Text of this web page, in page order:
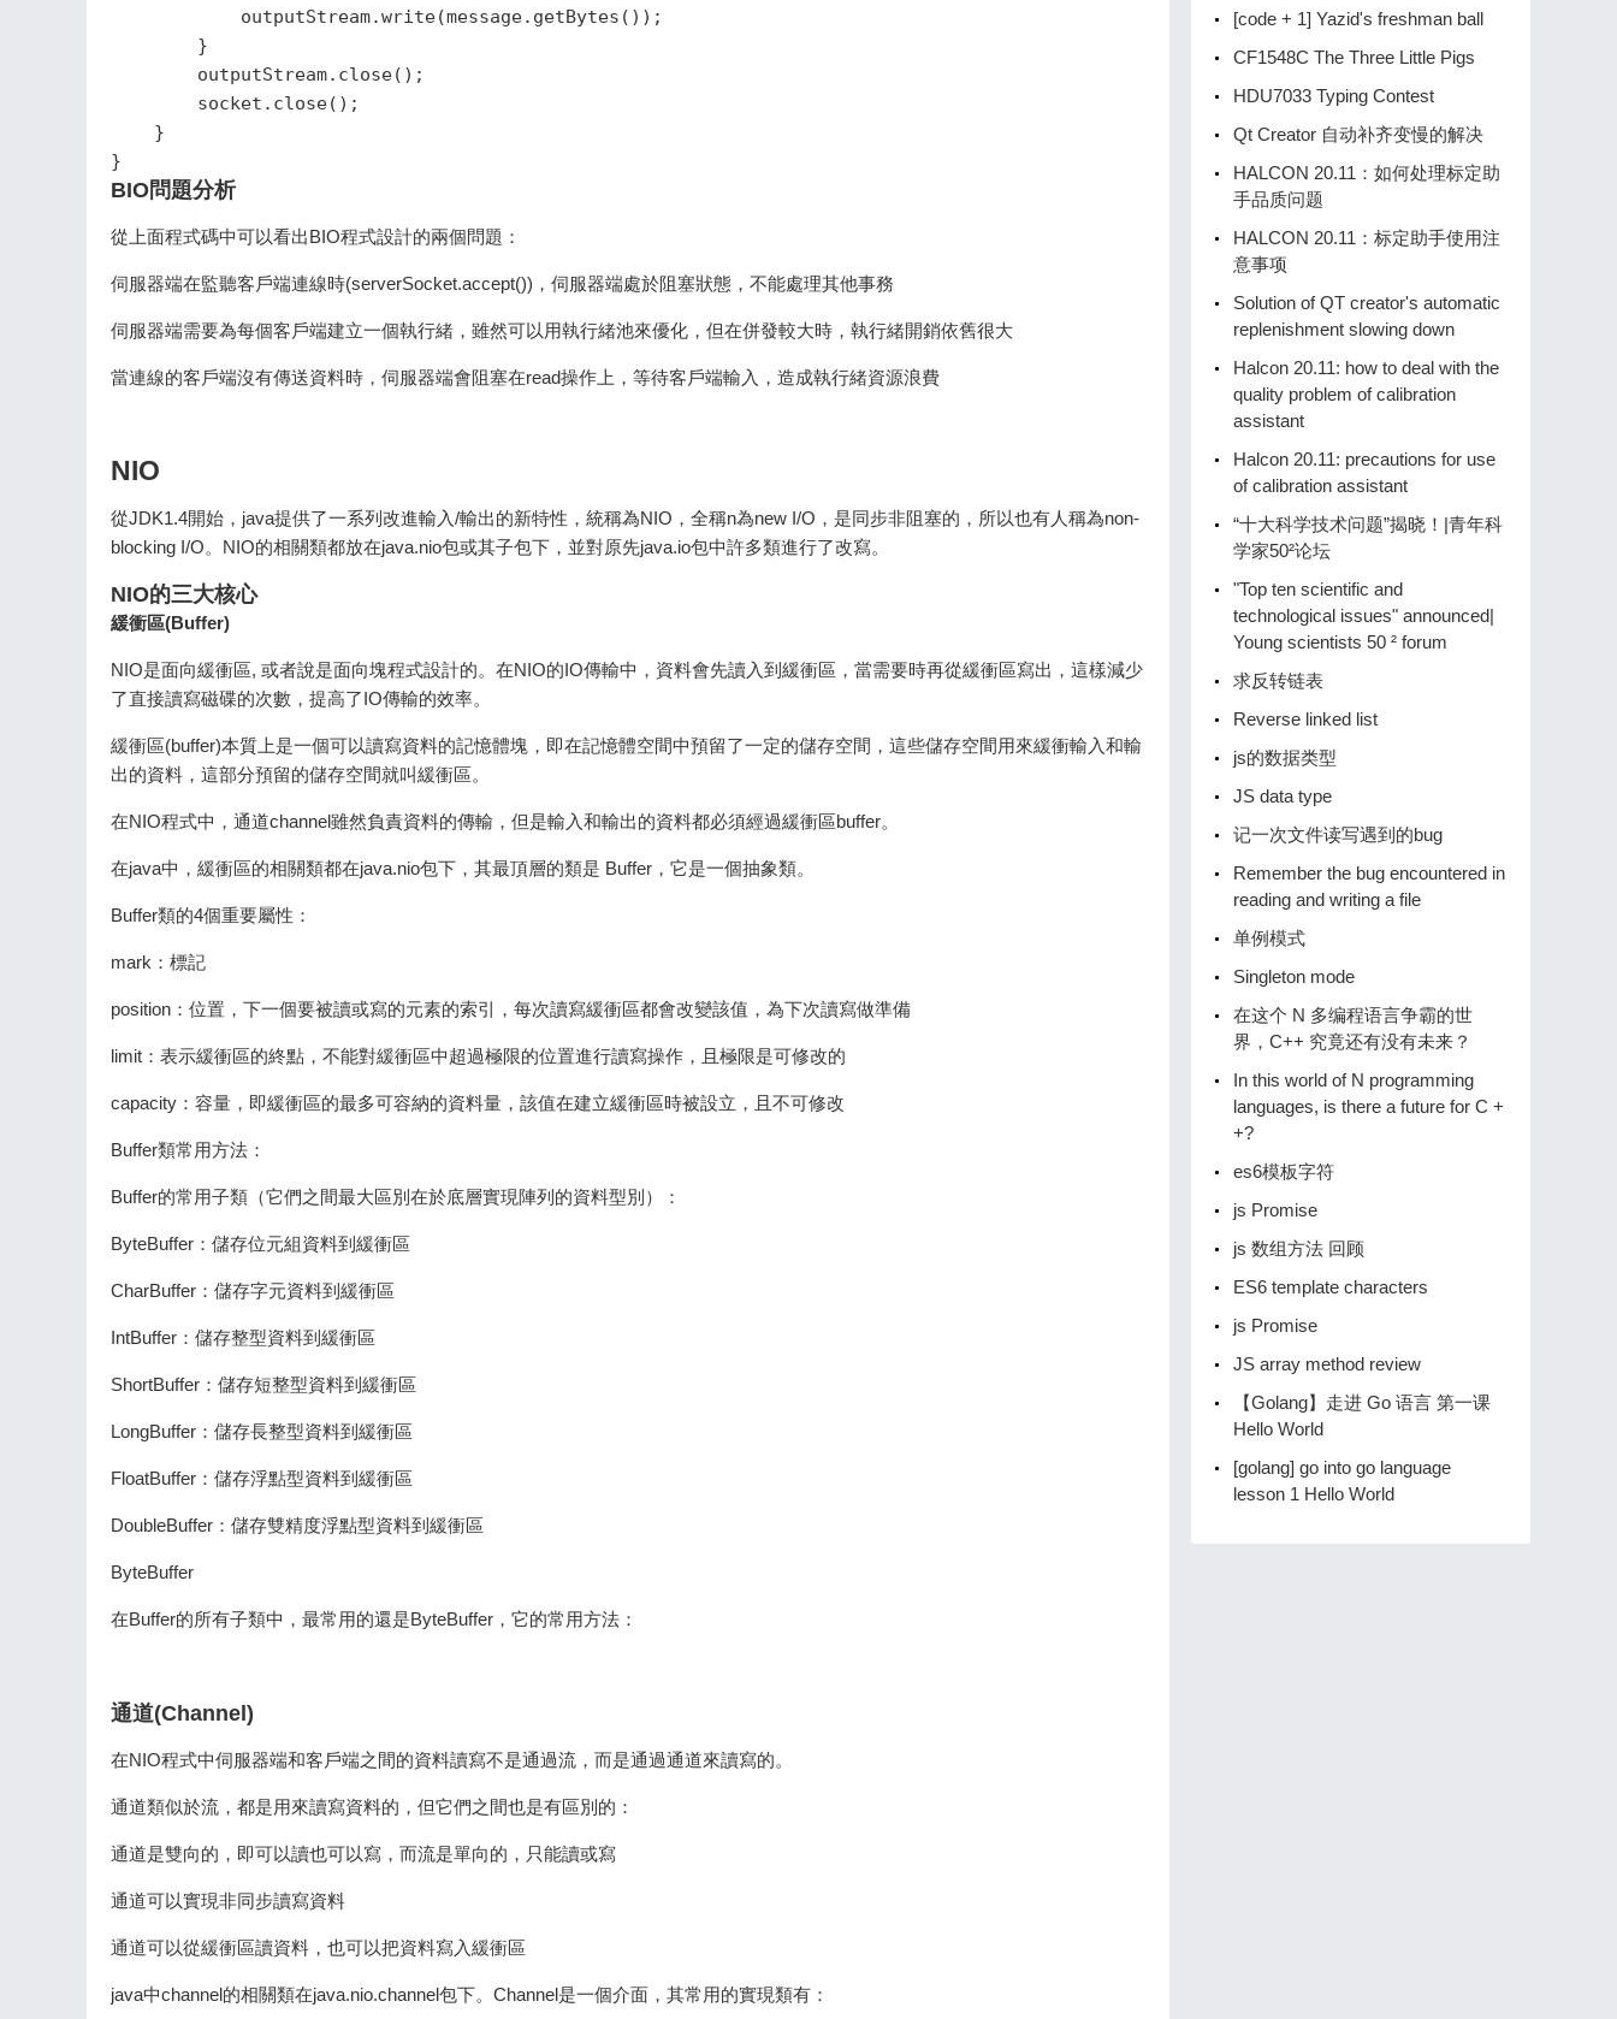
            outputStream.write(message.getBytes());
        }
        outputStream.close();
        socket.close();
    }
}
BIO問題分析
從上面程式碼中可以看出BIO程式設計的兩個問題：
伺服器端在監聽客戶端連線時(serverSocket.accept())，伺服器端處於阻塞狀態，不能處理其他事務
伺服器端需要為每個客戶端建立一個執行緒，雖然可以用執行緒池來優化，但在併發較大時，執行緒開銷依舊很大
當連線的客戶端沒有傳送資料時，伺服器端會阻塞在read操作上，等待客戶端輸入，造成執行緒資源浪費
NIO
從JDK1.4開始，java提供了一系列改進輸入/輸出的新特性，統稱為NIO，全稱n為new I/O，是同步非阻塞的，所以也有人稱為non-
blocking I/O。NIO的相關類都放在java.nio包或其子包下，並對原先java.io包中許多類進行了改寫。
NIO的三大核心
緩衝區(Buffer)
NIO是面向緩衝區, 或者說是面向塊程式設計的。在NIO的IO傳輸中，資料會先讀入到緩衝區，當需要時再從緩衝區寫出，這樣減少
了直接讀寫磁碟的次數，提高了IO傳輸的效率。
緩衝區(buffer)本質上是一個可以讀寫資料的記憶體塊，即在記憶體空間中預留了一定的儲存空間，這些儲存空間用來緩衝輸入和輸
出的資料，這部分預留的儲存空間就叫緩衝區。
在NIO程式中，通道channel雖然負責資料的傳輸，但是輸入和輸出的資料都必須經過緩衝區buffer。
在java中，緩衝區的相關類都在java.nio包下，其最頂層的類是 Buffer，它是一個抽象類。
Buffer類的4個重要屬性：
mark：標記
position：位置，下一個要被讀或寫的元素的索引，每次讀寫緩衝區都會改變該值，為下次讀寫做準備
limit：表示緩衝區的終點，不能對緩衝區中超過極限的位置進行讀寫操作，且極限是可修改的
capacity：容量，即緩衝區的最多可容納的資料量，該值在建立緩衝區時被設立，且不可修改
Buffer類常用方法：
Buffer的常用子類（它們之間最大區別在於底層實現陣列的資料型別）：
ByteBuffer：儲存位元組資料到緩衝區
CharBuffer：儲存字元資料到緩衝區
IntBuffer：儲存整型資料到緩衝區
ShortBuffer：儲存短整型資料到緩衝區
LongBuffer：儲存長整型資料到緩衝區
FloatBuffer：儲存浮點型資料到緩衝區
DoubleBuffer：儲存雙精度浮點型資料到緩衝區
ByteBuffer
在Buffer的所有子類中，最常用的還是ByteBuffer，它的常用方法：
通道(Channel)
在NIO程式中伺服器端和客戶端之間的資料讀寫不是通過流，而是通過通道來讀寫的。
通道類似於流，都是用來讀寫資料的，但它們之間也是有區別的：
通道是雙向的，即可以讀也可以寫，而流是單向的，只能讀或寫
通道可以實現非同步讀寫資料
通道可以從緩衝區讀資料，也可以把資料寫入緩衝區
java中channel的相關類在java.nio.channel包下。Channel是一個介面，其常用的實現類有：
[code + 1] Yazid's freshman ball
CF1548C The Three Little Pigs
HDU7033 Typing Contest
Qt Creator 自动补齐变慢的解决
HALCON 20.11：如何处理标定助
手品质问题
HALCON 20.11：标定助手使用注
意事项
Solution of QT creator's automatic
replenishment slowing down
Halcon 20.11: how to deal with the
quality problem of calibration
assistant
Halcon 20.11: precautions for use
of calibration assistant
“十大科学技术问题”揭晓！|青年科
学家50²论坛
"Top ten scientific and
technological issues" announced|
Young scientists 50 ² forum
求反转链表
Reverse linked list
js的数据类型
JS data type
记一次文件读写遇到的bug
Remember the bug encountered in
reading and writing a file
单例模式
Singleton mode
在这个 N 多编程语言争霸的世
界，C++ 究竟还有没有未来？
In this world of N programming
languages, is there a future for C +
+?
es6模板字符
js Promise
js 数组方法 回顾
ES6 template characters
js Promise
JS array method review
【Golang】️走进 Go 语言️ 第一课
Hello World
[golang] go into go language
lesson 1 Hello World